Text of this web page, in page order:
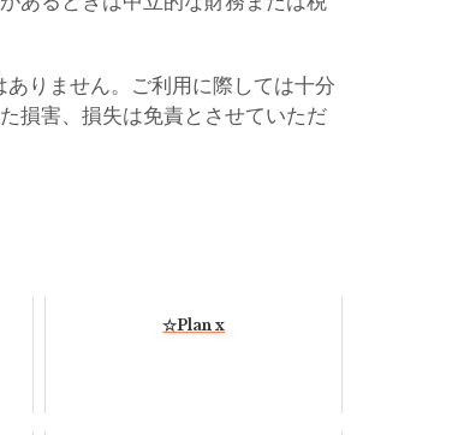
りません。ご利用に際しては十分
損害、損失は免責とさせていただ
☆Plan x